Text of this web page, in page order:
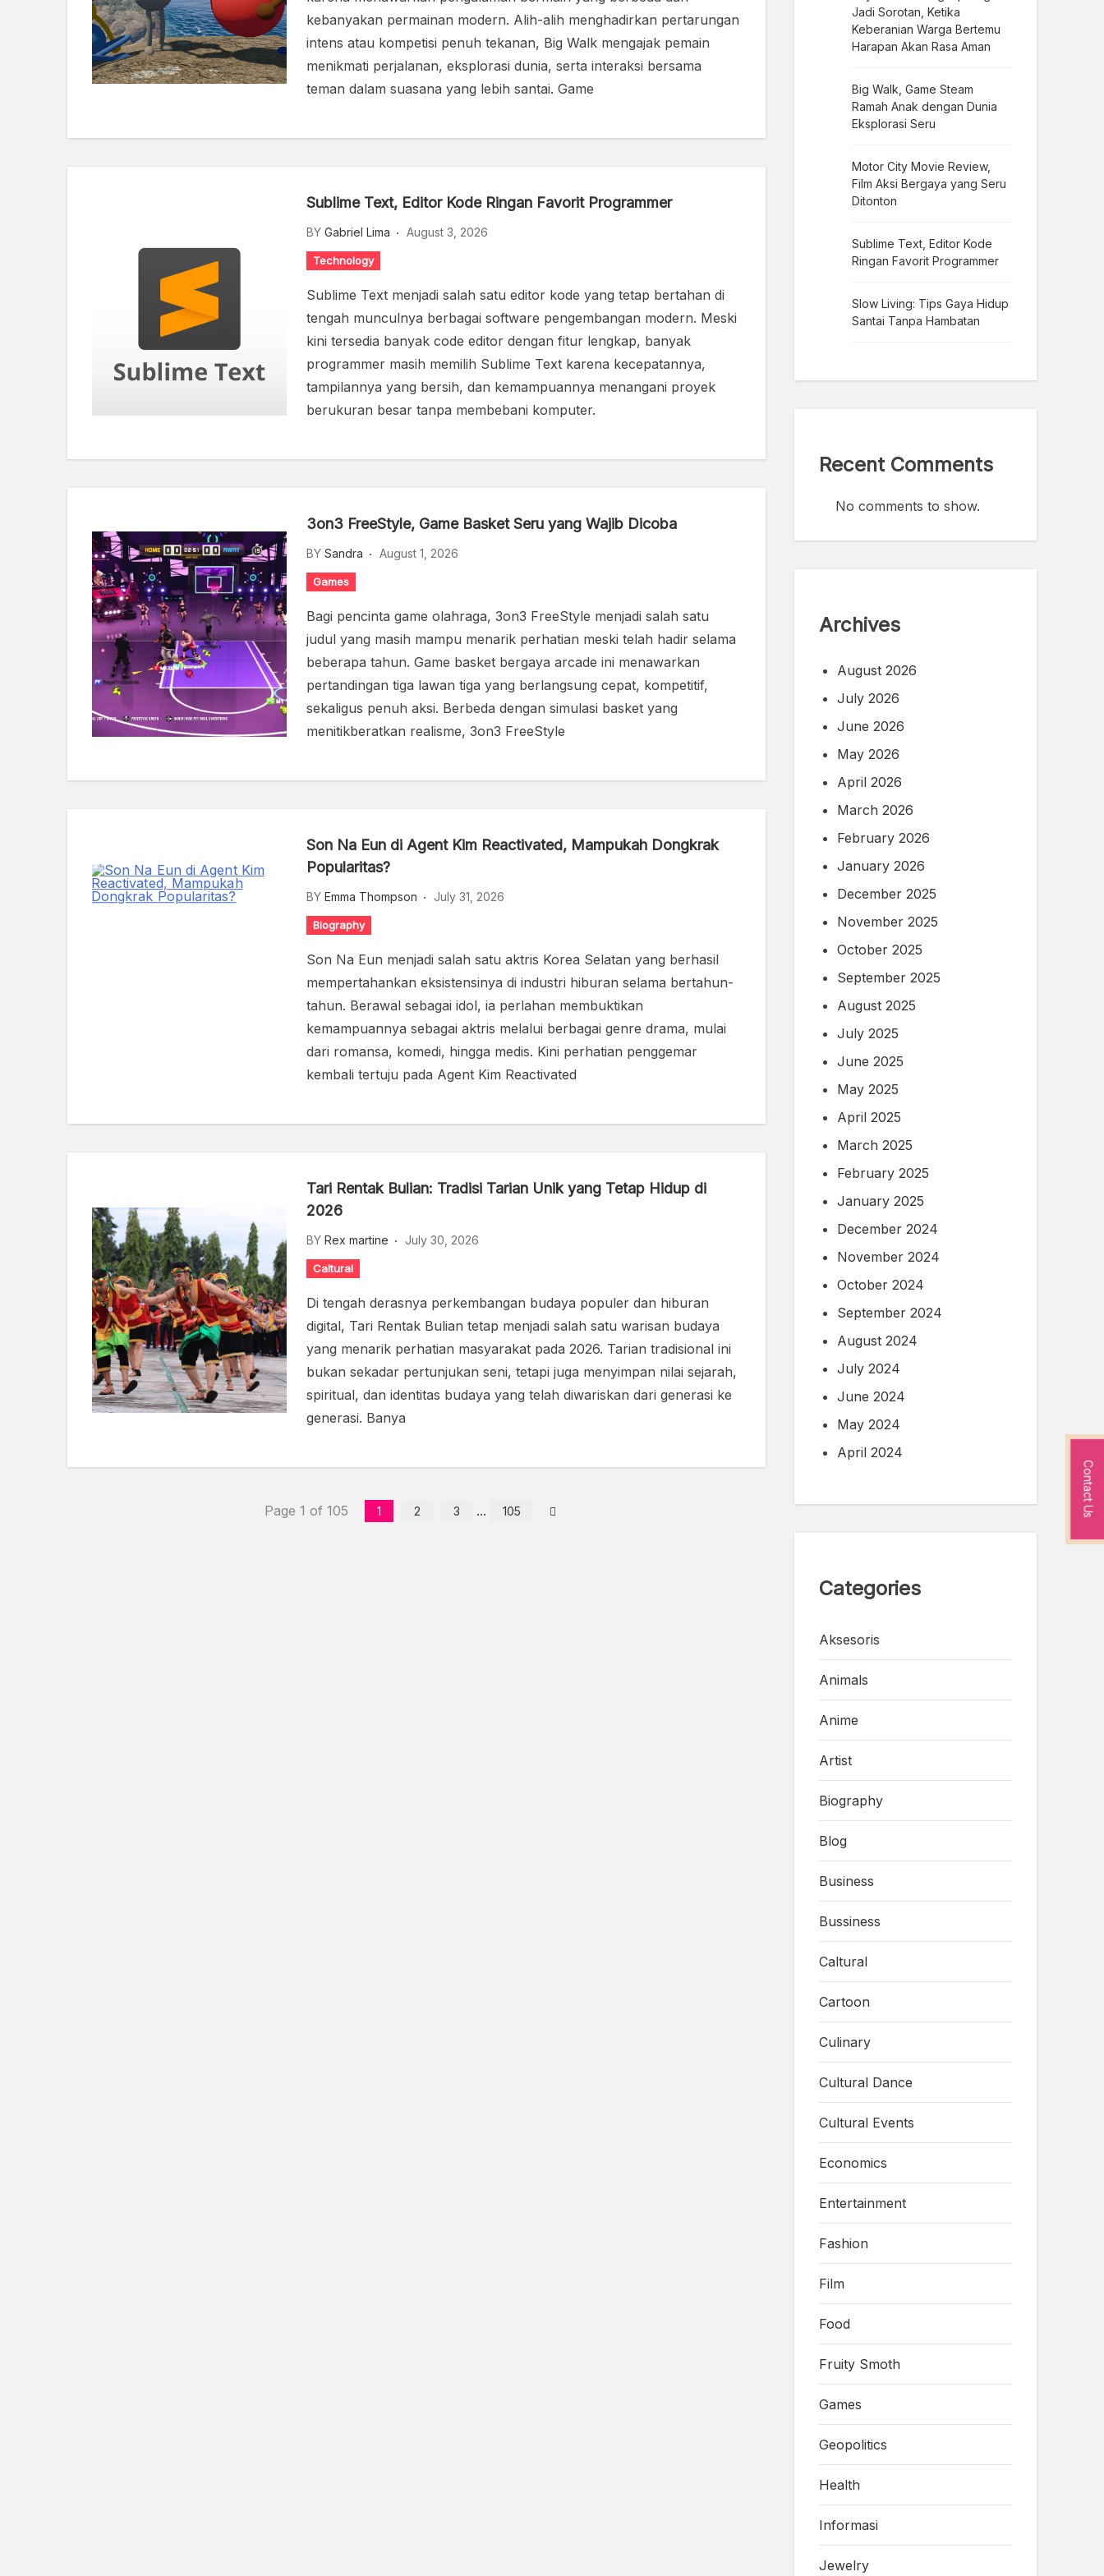
kebanyakan permainan modern. Alih-alih menghadirkan pertarungan
intens atau kompetisi penuh tekanan, Big Walk mengajak pemain
menikmati perjalanan, eksplorasi dunia, serta interaksi bersama
teman dalam suasana yang lebih santai. Game
Sublime Text, Editor Kode Ringan Favorit Programmer
BY Gabriel Lima August 3, 2026
Technology
Sublime Text menjadi salah satu editor kode yang tetap bertahan di
tengah munculnya berbagai software pengembangan modern. Meski
kini tersedia banyak code editor dengan fitur lengkap, banyak
programmer masih memilih Sublime Text karena kecepatannya,
tampilannya yang bersih, dan kemampuannya menangani proyek
berukuran besar tanpa membebani komputer.
3on3 FreeStyle, Game Basket Seru yang Wajib Dicoba
BY Sandra August 1, 2026
Games
Bagi pencinta game olahraga, 3on3 FreeStyle menjadi salah satu
judul yang masih mampu menarik perhatian meski telah hadir selama
beberapa tahun. Game basket bergaya arcade ini menawarkan
pertandingan tiga lawan tiga yang berlangsung cepat, kompetitif,
sekaligus penuh aksi. Berbeda dengan simulasi basket yang
menitikberatkan realisme, 3on3 FreeStyle
Son Na Eun di Agent Kim Reactivated, Mampukah Dongkrak
Popularitas?
BY Emma Thompson July 31, 2026
Biography
Son Na Eun menjadi salah satu aktris Korea Selatan yang berhasil
mempertahankan eksistensinya di industri hiburan selama bertahun-
tahun. Berawal sebagai idol, ia perlahan membuktikan
kemampuannya sebagai aktris melalui berbagai genre drama, mulai
dari romansa, komedi, hingga medis. Kini perhatian penggemar
kembali tertuju pada Agent Kim Reactivated
Tari Rentak Bulian: Tradisi Tarian Unik yang Tetap Hidup di
2026
BY Rex martine July 30, 2026
Caltural
Di tengah derasnya perkembangan budaya populer dan hiburan
digital, Tari Rentak Bulian tetap menjadi salah satu warisan budaya
yang menarik perhatian masyarakat pada 2026. Tarian tradisional ini
bukan sekadar pertunjukan seni, tetapi juga menyimpan nilai sejarah,
spiritual, dan identitas budaya yang telah diwariskan dari generasi ke
generasi. Banya
Page 1 of 105 1 2 3 ... 105
Jadi Sorotan, Ketika
Keberanian Warga Bertemu
Harapan Akan Rasa Aman
Big Walk, Game Steam
Ramah Anak dengan Dunia
Eksplorasi Seru
Motor City Movie Review,
Film Aksi Bergaya yang Seru
Ditonton
Sublime Text, Editor Kode
Ringan Favorit Programmer
Slow Living: Tips Gaya Hidup
Santai Tanpa Hambatan
Recent Comments
No comments to show.
Archives
August 2026
July 2026
June 2026
May 2026
April 2026
March 2026
February 2026
January 2026
December 2025
November 2025
October 2025
September 2025
August 2025
July 2025
June 2025
May 2025
April 2025
March 2025
February 2025
January 2025
December 2024
November 2024
October 2024
September 2024
August 2024
July 2024
June 2024
May 2024
April 2024
Categories
Aksesoris
Animals
Anime
Artist
Biography
Blog
Business
Bussiness
Caltural
Cartoon
Culinary
Cultural Dance
Cultural Events
Economics
Entertainment
Fashion
Film
Food
Fruity Smoth
Games
Geopolitics
Health
Informasi
Jewelry
Contact Us